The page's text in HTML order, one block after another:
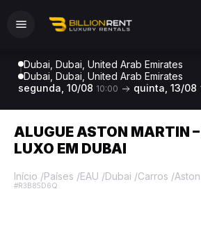
Dubai, Dubai, United Arab Emirates
Dubai, Dubai, United Arab Emirates
segunda, 10/08 10:00 quinta, 13/08
ALUGUE ASTON MARTIN –
LUXO EM DUBAI
Início /Países /EAU /Dubai /Carros /
#R3B85D6Q